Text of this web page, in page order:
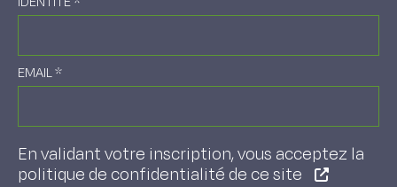
EMAIL*
En validant votre inscription, vous acceptez la
politique de confidentialité de ce site